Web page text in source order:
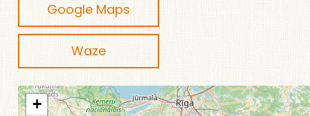
Google Maps
Waze
+